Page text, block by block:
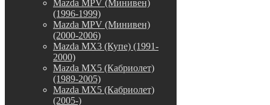
Mazda MPV (Минивен)
(1996-1999)
Mazda MPV (Минивен)
(2000-2006)
Mazda MX3 (Купе) (1991-
2000)
Mazda MX5 (Кабриолет)
(1989-2005)
Mazda MX5 (Кабриолет)
(2005-)